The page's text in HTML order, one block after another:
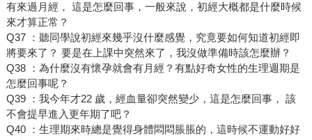
有來過月經， 這是怎麼回事，一般來說，初經大概都是什麼時候
來才算正常？
Q37 ：聽同學說初經來幾乎沒什麼感覺，究竟要如何知道初經即
將要來了？ 要是在上課中突然來了，我沒做準備時該怎麼辦？
Q38 ：為什麼沒有懷孕就會有月經？有點好奇女性的生理週期是
怎麼回事呢？
Q39 ：我今年才22 歲，經血量卻突然變少，這是怎麼回事， 該
不會提早進入更年期了吧？
Q40 ：生理期來時總是覺得身體悶悶脹脹的，這時候不運動好好